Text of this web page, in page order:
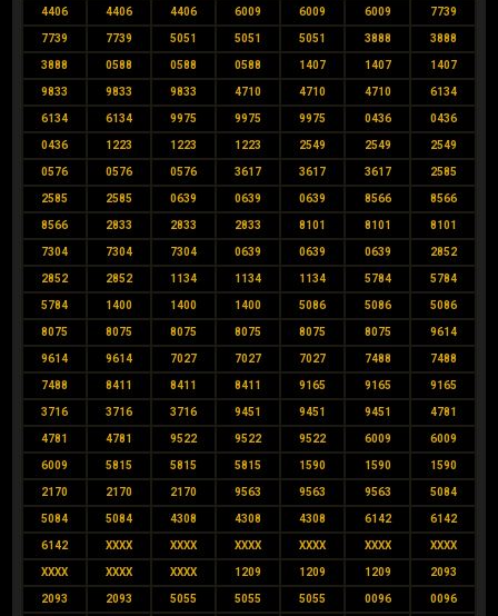
4406 4406 4406 6009 6009 6009 7739
7739 7739 5051 5051 5051 3888 3888
3888 0588 0588 0588 1407 1407 1407
9833 9833 9833 4710 4710 4710 6134
6134 6134 9975 9975 9975 0436 0436
0436 1223 1223 1223 2549 2549 2549
0576 0576 0576 3617 3617 3617 2585
2585 2585 0639 0639 0639 8566 8566
8566 2833 2833 2833 8101 8101 8101
7304 7304 7304 0639 0639 0639 2852
2852 2852 1134 1134 1134 5784 5784
5784 1400 1400 1400 5086 5086 5086
8075 8075 8075 8075 8075 8075 9614
9614 9614 7027 7027 7027 7488 7488
7488 8411 8411 8411 9165 9165 9165
3716 3716 3716 9451 9451 9451 4781
4781 4781 9522 9522 9522 6009 6009
6009 5815 5815 5815 1590 1590 1590
2170 2170 2170 9563 9563 9563 5084
5084 5084 4308 4308 4308 6142 6142
6142 XXXX XXXX XXXX XXXX XXXX XXXX
XXXX XXXX XXXX 1209 1209 1209 2093
2093 2093 5055 5055 5055 0096 0096